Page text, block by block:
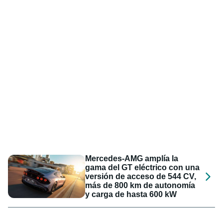
Mercedes-AMG amplía la
gama del GT eléctrico con una
versión de acceso de 544 CV,
más de 800 km de autonomía
y carga de hasta 600 kW